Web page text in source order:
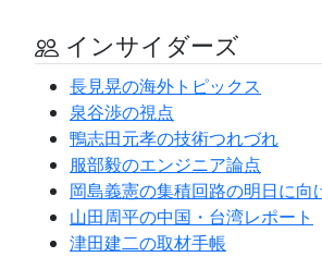
インサイダーズ
長見晃の海外トピックス
泉谷渉の視点
鴨志田元孝の技術つれづれ
服部毅のエンジニア論点
岡島義憲の集積回路の明日に向
山田周平の中国・台湾レポート
津田建二の取材手帳